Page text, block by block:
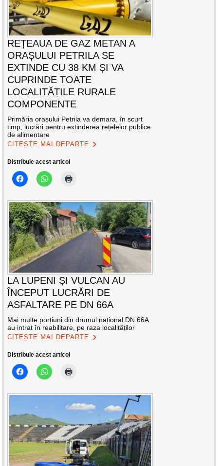
REȚEAUA DE GAZ METAN A
ORAȘULUI PETRILA SE
EXTINDE CU 38 KM ȘI VA
CUPRINDE TOATE
LOCALITĂȚILE RURALE
COMPONENTE
Primăria orașului Petrila va demara, în scurt
timp, lucrări pentru extinderea rețelelor publice
de alimentare
CITEȘTE MAI DEPARTE
Distribuie acest articol
LA LUPENI ȘI VULCAN AU
ÎNCEPUT LUCRĂRI DE
ASFALTARE PE DN 66A
Mai multe porțiuni din drumul național DN 66A
au intrat în reabilitare, pe raza localităților
CITEȘTE MAI DEPARTE
Distribuie acest articol